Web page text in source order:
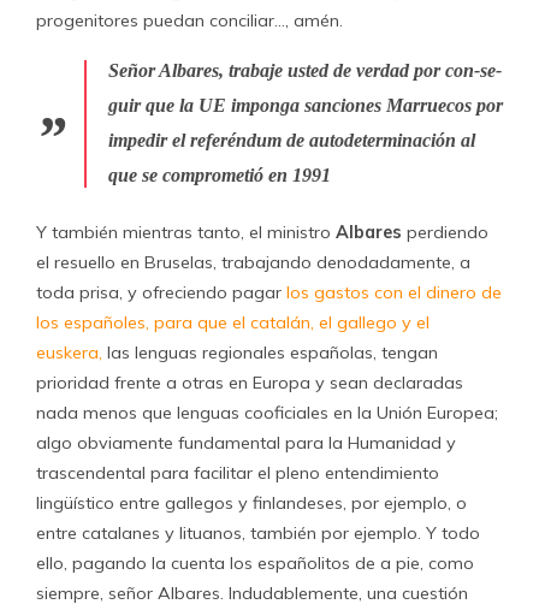
progenitores puedan conciliar…, amén.
Señor Albares, trabaje usted de verdad por con-se-
guir que la UE imponga sanciones Marruecos por
impedir el referéndum de autodeterminación al
que se comprometió en 1991
Y también mientras tanto, el ministro Albares perdiendo
el resuello en Bruselas, trabajando denodadamente, a
toda prisa, y ofreciendo pagar los gastos con el dinero de
los españoles, para que el catalán, el gallego y el
euskera, las lenguas regionales españolas, tengan
prioridad frente a otras en Europa y sean declaradas
nada menos que lenguas cooficiales en la Unión Europea;
algo obviamente fundamental para la Humanidad y
trascendental para facilitar el pleno entendimiento
lingüístico entre gallegos y finlandeses, por ejemplo, o
entre catalanes y lituanos, también por ejemplo. Y todo
ello, pagando la cuenta los españolitos de a pie, como
siempre, señor Albares. Indudablemente, una cuestión